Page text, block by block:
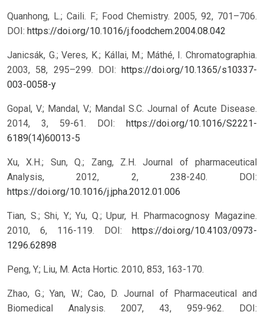
Quanhong, L.; Caili. F.; Food Chemistry. 2005, 92, 701–706.
DOI: https://doi.org/10.1016/j.foodchem.2004.08.042
Janicsák, G.; Veres, K.; Kállai, M.; Máthé, I. Chromatographia.
2003, 58, 295–299.
DOI:
https://doi.org/10.1365/s10337-
003-0058-y
Gopal, V.; Mandal, V.; Mandal S.C. Journal of Acute Disease.
2014, 3, 59-61.
DOI:
https://doi.org/10.1016/S2221-
6189(14)60013-5
Xu, X.H.; Sun, Q.; Zang, Z.H. Journal of pharmaceutical
Analysis, 2012, 2, 238-240.
DOI:
https://doi.org/10.1016/j.jpha.2012.01.006
Tian, S.; Shi, Y.; Yu, Q.; Upur, H. Pharmacognosy Magazine.
2010, 6, 116-119.
DOI:
https://doi.org/10.4103/0973-
1296.62898
Peng, Y.; Liu, M. Acta Hortic. 2010, 853, 163-170.
Zhao, G.; Yan, W.; Cao, D. Journal of Pharmaceutical and
Biomedical Analysis. 2007, 43, 959-962.
DOI: